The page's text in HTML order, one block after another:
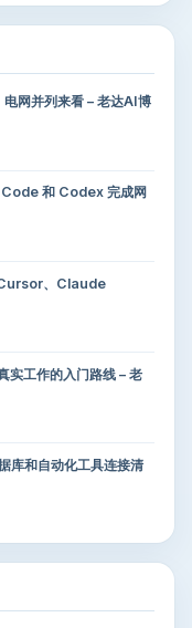
网并列来看 – 老达AI博
和 Codex 完成网
Cursor、Claude
实工作的入门路线 – 老
库和自动化工具连接清